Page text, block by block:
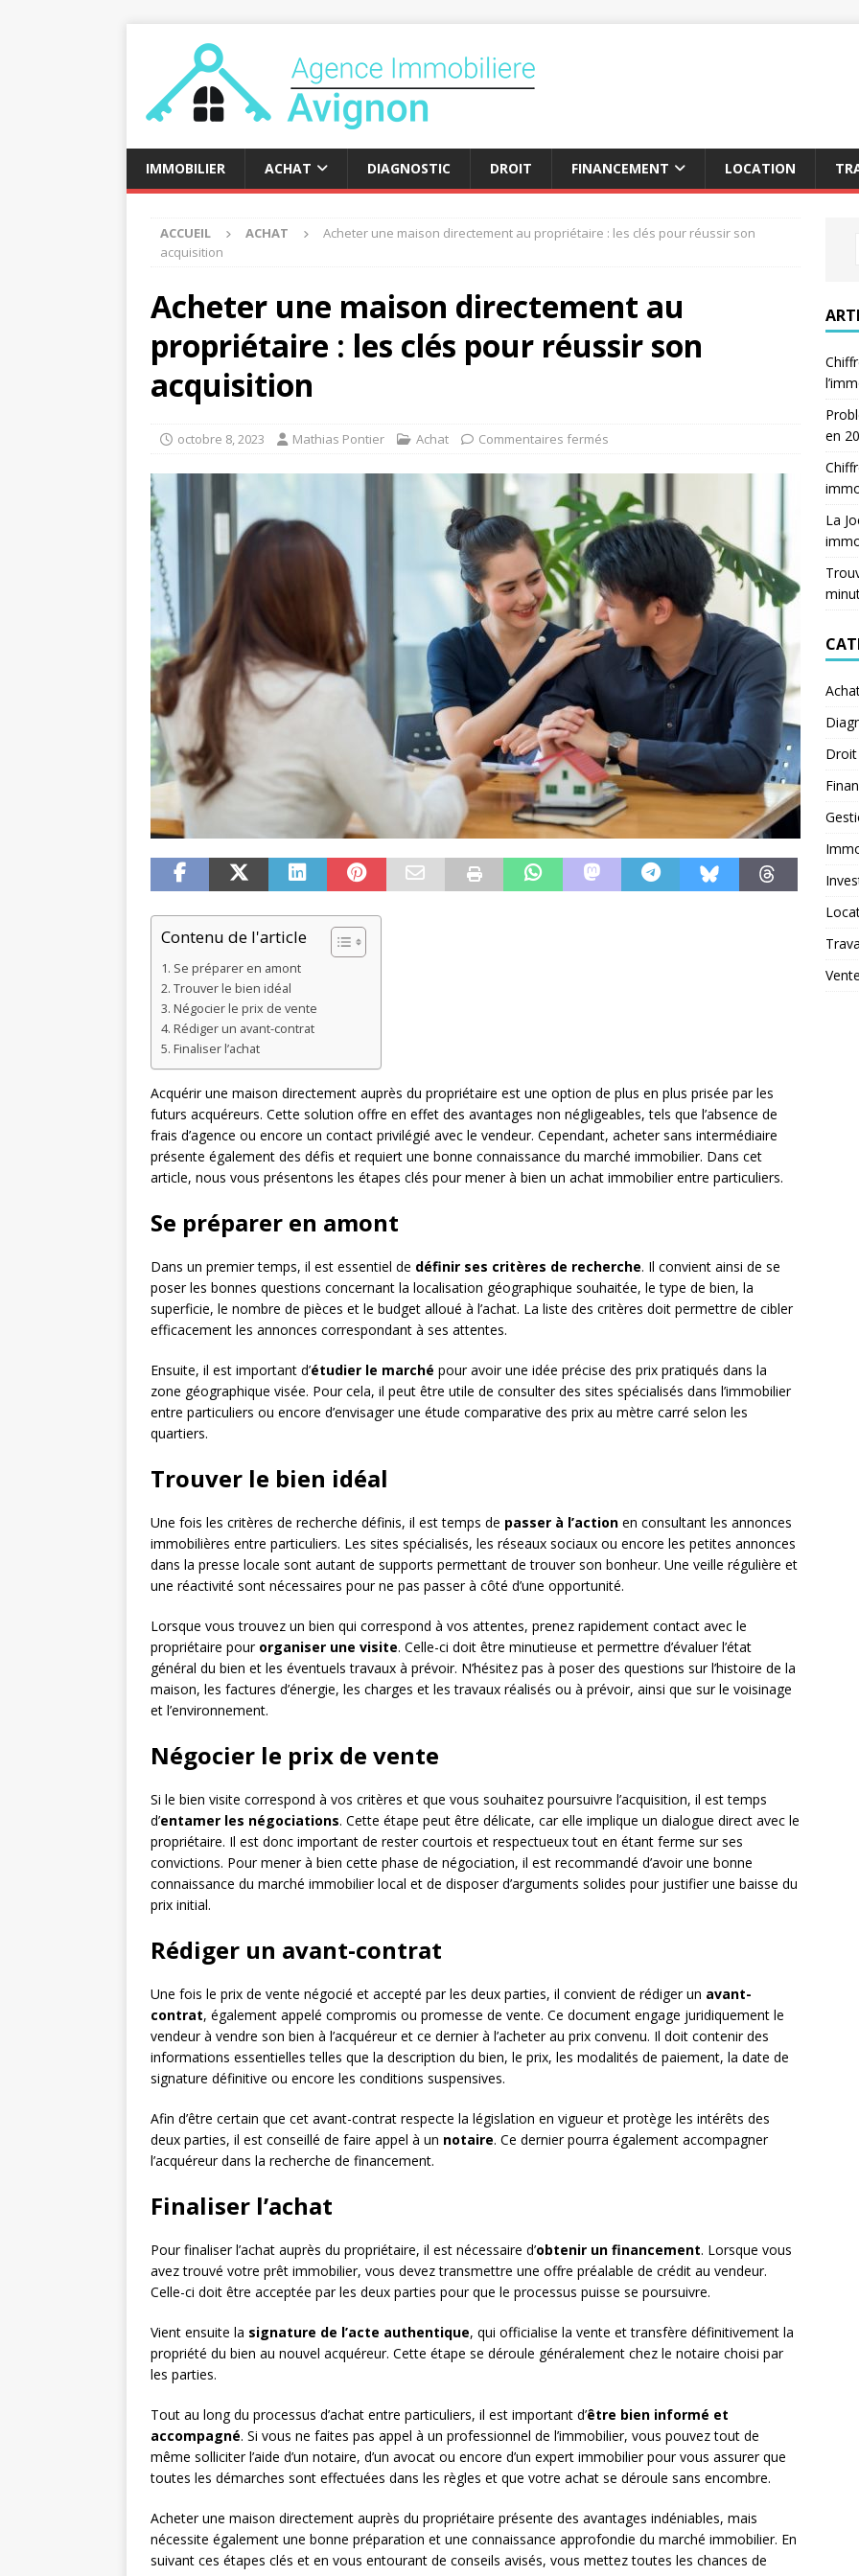
IMMOBILIER ACHAT DIAGNOSTIC DROIT FINANCEMENT LOCATION
ACCUEIL ACHAT
Acheter une maison directement au propriétaire : les clés pour réussir son
acquisition
Acheter une maison directement au
propriétaire : les clés pour réussir son
acquisition
octobre 8, 2023 Mathias Pontier Achat Commentaires fermés
Contenu de l'article
Se préparer en amont
Trouver le bien idéal
Négocier le prix de vente
Rédiger un avant-contrat
Finaliser l’achat
Acquérir une maison directement auprès du propriétaire est une option de plus en plus prisée par les
futurs acquéreurs. Cette solution offre en effet des avantages non négligeables, tels que l’absence de
frais d’agence ou encore un contact privilégié avec le vendeur. Cependant, acheter sans intermédiaire
présente également des défis et requiert une bonne connaissance du marché immobilier. Dans cet
article, nous vous présentons les étapes clés pour mener à bien un achat immobilier entre particuliers.
Se préparer en amont
Dans un premier temps, il est essentiel de définir ses critères de recherche. Il convient ainsi de se
poser les bonnes questions concernant la localisation géographique souhaitée, le type de bien, la
superficie, le nombre de pièces et le budget alloué à l’achat. La liste des critères doit permettre de cibler
efficacement les annonces correspondant à ses attentes.
Ensuite, il est important d’étudier le marché pour avoir une idée précise des prix pratiqués dans la
zone géographique visée. Pour cela, il peut être utile de consulter des sites spécialisés dans l’immobilier
entre particuliers ou encore d’envisager une étude comparative des prix au mètre carré selon les
quartiers.
Trouver le bien idéal
Une fois les critères de recherche définis, il est temps de passer à l’action en consultant les annonces
immobilières entre particuliers. Les sites spécialisés, les réseaux sociaux ou encore les petites annonces
dans la presse locale sont autant de supports permettant de trouver son bonheur. Une veille régulière et
une réactivité sont nécessaires pour ne pas passer à côté d’une opportunité.
Lorsque vous trouvez un bien qui correspond à vos attentes, prenez rapidement contact avec le
propriétaire pour organiser une visite. Celle-ci doit être minutieuse et permettre d’évaluer l’état
général du bien et les éventuels travaux à prévoir. N’hésitez pas à poser des questions sur l’histoire de la
maison, les factures d’énergie, les charges et les travaux réalisés ou à prévoir, ainsi que sur le voisinage
et l’environnement.
Négocier le prix de vente
Si le bien visite correspond à vos critères et que vous souhaitez poursuivre l’acquisition, il est temps
d’entamer les négociations. Cette étape peut être délicate, car elle implique un dialogue direct avec le
propriétaire. Il est donc important de rester courtois et respectueux tout en étant ferme sur ses
convictions. Pour mener à bien cette phase de négociation, il est recommandé d’avoir une bonne
connaissance du marché immobilier local et de disposer d’arguments solides pour justifier une baisse du
prix initial.
Rédiger un avant-contrat
Une fois le prix de vente négocié et accepté par les deux parties, il convient de rédiger un avant-
contrat, également appelé compromis ou promesse de vente. Ce document engage juridiquement le
vendeur à vendre son bien à l’acquéreur et ce dernier à l’acheter au prix convenu. Il doit contenir des
informations essentielles telles que la description du bien, le prix, les modalités de paiement, la date de
signature définitive ou encore les conditions suspensives.
Afin d’être certain que cet avant-contrat respecte la législation en vigueur et protège les intérêts des
deux parties, il est conseillé de faire appel à un notaire. Ce dernier pourra également accompagner
l’acquéreur dans la recherche de financement.
Finaliser l’achat
Pour finaliser l’achat auprès du propriétaire, il est nécessaire d’obtenir un financement. Lorsque vous
avez trouvé votre prêt immobilier, vous devez transmettre une offre préalable de crédit au vendeur.
Celle-ci doit être acceptée par les deux parties pour que le processus puisse se poursuivre.
Vient ensuite la signature de l’acte authentique, qui officialise la vente et transfère définitivement la
propriété du bien au nouvel acquéreur. Cette étape se déroule généralement chez le notaire choisi par
les parties.
Tout au long du processus d’achat entre particuliers, il est important d’être bien informé et
accompagné. Si vous ne faites pas appel à un professionnel de l’immobilier, vous pouvez tout de
même solliciter l’aide d’un notaire, d’un avocat ou encore d’un expert immobilier pour vous assurer que
toutes les démarches sont effectuées dans les règles et que votre achat se déroule sans encombre.
Acheter une maison directement auprès du propriétaire présente des avantages indéniables, mais
nécessite également une bonne préparation et une connaissance approfondie du marché immobilier. En
suivant ces étapes clés et en vous entourant de conseils avisés, vous mettez toutes les chances de
en
La
Droit
Vente